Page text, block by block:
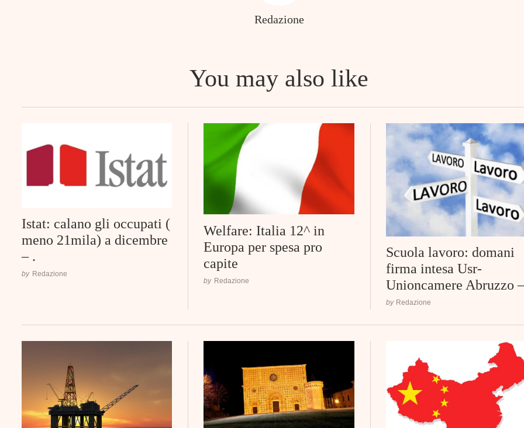
Redazione
You may also like
Istat: calano gli occupati (
meno 21mila) a dicembre
– .
by Redazione
Welfare: Italia 12^ in
Europa per spesa pro
capite
by Redazione
Scuola lavoro: domani
firma intesa Usr-
Unioncamere Abruzzo
by Redazione